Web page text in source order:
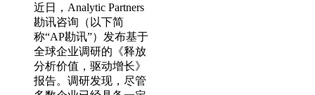
近日，Analytic Partners
勘讯咨询（以下简
称“AP勘讯”）发布基于
全球企业调研的《释放
分析价值，驱动增长》
报告。调研发现，尽管